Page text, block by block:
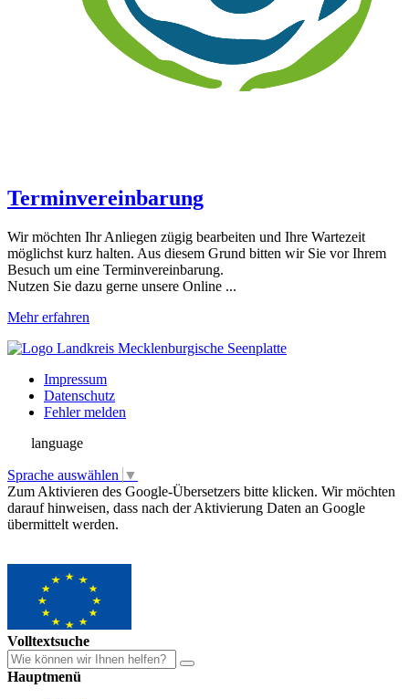
Terminvereinbarung
Wir möchten Ihr Anliegen zügig bearbeiten und Ihre Wartezeit
möglichst kurz halten. Aus diesem Grund bitten wir Sie vor Ihrem
Besuch um eine Terminvereinbarung.
Nutzen Sie dazu gerne unsere Online ...
Mehr erfahren
Impressum
Datenschutz
Fehler melden
language
Sprache auswählen ▼
Zum Aktivieren des Google-Übersetzers bitte klicken. Wir möchten
darauf hinweisen, dass nach der Aktivierung Daten an Google
übermittelt werden.
Volltextsuche
Hauptmenü